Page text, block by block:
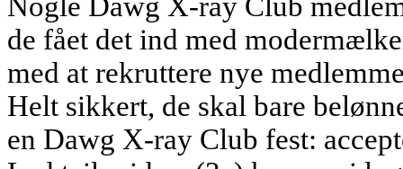
de fået det ind med
med at rekruttere nye
Helt sikkert, de skal bare
en Dawg X-ray Club fest: